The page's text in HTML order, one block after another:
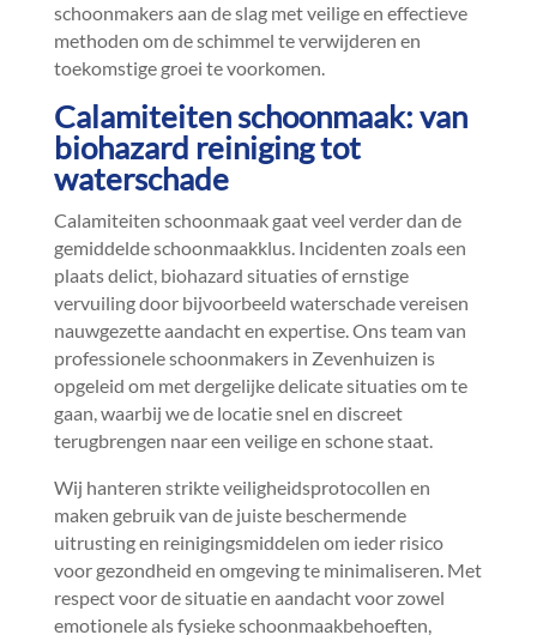
schoonmakers aan de slag met veilige en effectieve
methoden om de schimmel te verwijderen en
toekomstige groei te voorkomen.​
Calamiteiten schoonmaak: van
biohazard reiniging tot
waterschade
Calamiteiten schoonmaak gaat veel verder dan de
gemiddelde schoonmaakklus.​ Incidenten zoals een
plaats delict, biohazard situaties of ernstige
vervuiling door bijvoorbeeld waterschade vereisen
nauwgezette aandacht en expertise.​ Ons team van
professionele schoonmakers in Zevenhuizen is
opgeleid om met dergelijke delicate situaties om te
gaan, waarbij we de locatie snel en discreet
terugbrengen naar een veilige en schone staat.​
Wij hanteren strikte veiligheidsprotocollen en
maken gebruik van de juiste beschermende
uitrusting en reinigingsmiddelen om ieder risico
voor gezondheid en omgeving te minimaliseren.​ Met
respect voor de situatie en aandacht voor zowel
emotionele als fysieke schoonmaakbehoeften,